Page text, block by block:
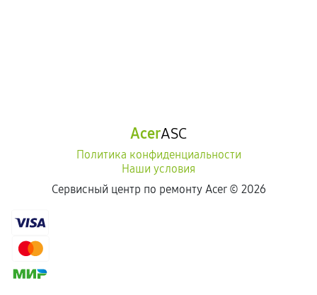
AcerASC
Политика конфиденциальности
Наши условия
Сервисный центр по ремонту Acer © 2026